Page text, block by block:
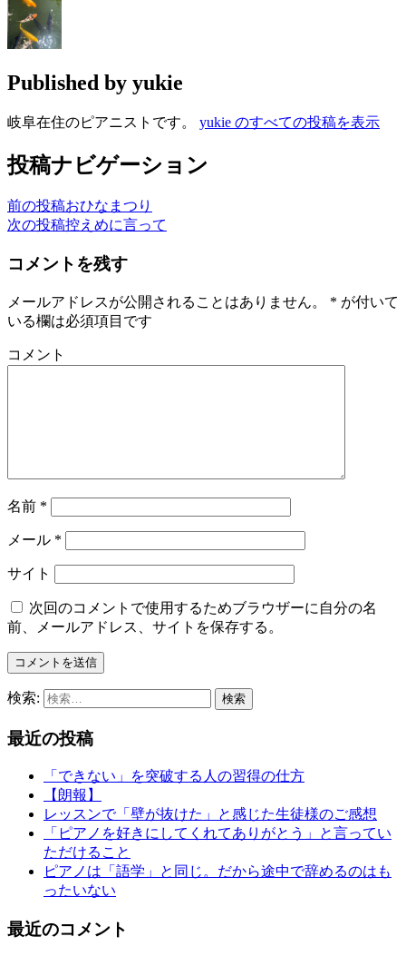
Published by yukie
岐阜在住のピアニストです。 yukie のすべての投稿を表示
投稿ナビゲーション
前の投稿おひなまつり
次の投稿控えめに言って
コメントを残す
メールアドレスが公開されることはありません。 * が付いて
いる欄は必須項目です
コメント
名前 *
メール *
サイト
次回のコメントで使用するためブラウザーに自分の名
前、メールアドレス、サイトを保存する。
検索:
最近の投稿
「できない」を突破する人の習得の仕方
【朗報】
レッスンで「壁が抜けた」と感じた生徒様のご感想
「ピアノを好きにしてくれてありがとう」と言ってい
ただけること
ピアノは「語学」と同じ。だから途中で辞めるのはも
ったいない
最近のコメント